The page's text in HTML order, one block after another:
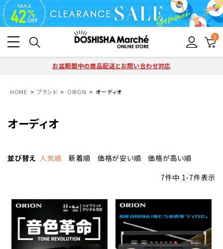
0
お盆期間中の商品配送とお問い合わせ対応
HOME ブランド ORION オーディオ
オーディオ
並び替え 人気順 新着順 価格が安い順
価格が高い順
7件中 1-7件表示